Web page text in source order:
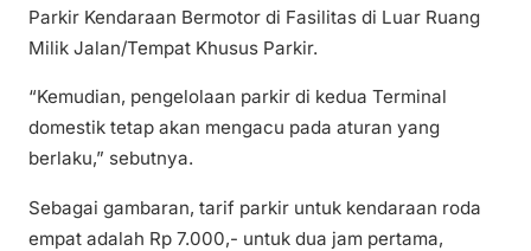
Parkir Kendaraan Bermotor di Fasilitas di Luar Ruang
Milik Jalan/Tempat Khusus Parkir.
“Kemudian, pengelolaan parkir di kedua Terminal
domestik tetap akan mengacu pada aturan yang
berlaku,” sebutnya.
Sebagai gambaran, tarif parkir untuk kendaraan roda
empat adalah Rp 7.000,- untuk dua jam pertama,